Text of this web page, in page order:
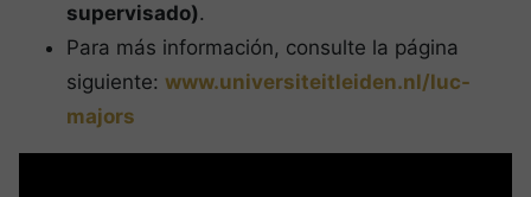
supervisado).
Para más información, consulte la página
siguiente: www.universiteitleiden.nl/luc-
majors